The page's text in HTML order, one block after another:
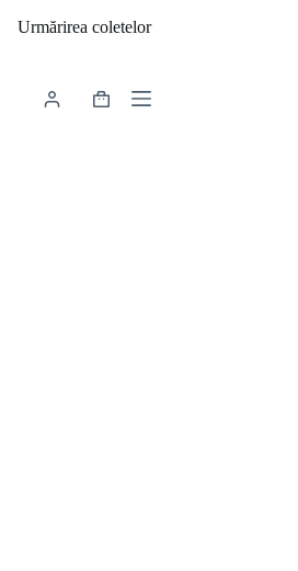
Urmărirea coletelor
Coș